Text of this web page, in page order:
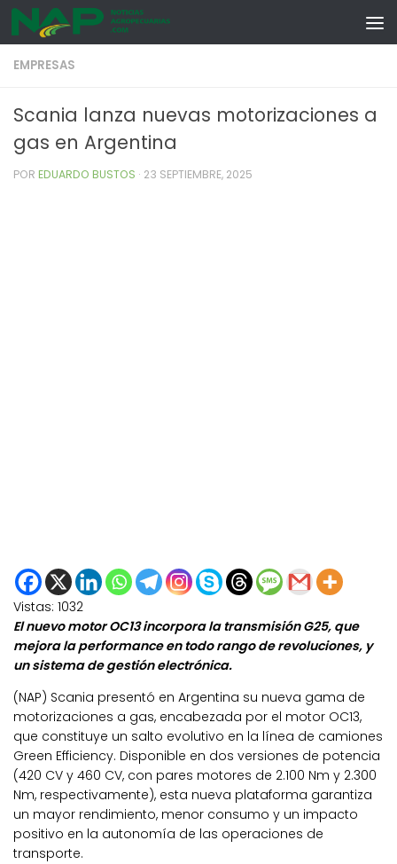
Skip to content
EMPRESAS
Scania lanza nuevas motorizaciones a
gas en Argentina
POR EDUARDO BUSTOS · 23 SEPTIEMBRE, 2025
Vistas: 1032
El nuevo motor OC13 incorpora la transmisión G25, que
mejora la performance en todo rango de revoluciones, y
un sistema de gestión electrónica.
(NAP) Scania presentó en Argentina su nueva gama de
motorizaciones a gas, encabezada por el motor OC13,
que constituye un salto evolutivo en la línea de camiones
Green Efficiency. Disponible en dos versiones de potencia
(420 CV y 460 CV, con pares motores de 2.100 Nm y 2.300
Nm, respectivamente), esta nueva plataforma garantiza
un mayor rendimiento, menor consumo y un impacto
positivo en la autonomía de las operaciones de
transporte.